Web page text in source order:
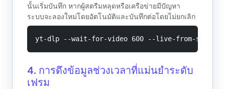
นั้นเริ่มบันทึก หากผู้สตรีมหลุดหรือเครือข่ายมีปัญหา
ระบบจะลองใหม่โดยอัตโนมัติและบันทึกต่อโดยไม่ยกเลิก
yt-dlp --wait-for-video 600 --live-from-start --
4. การดึงข้อมูลช่วงเวลาที่แม่นยำระดับ
เฟรม